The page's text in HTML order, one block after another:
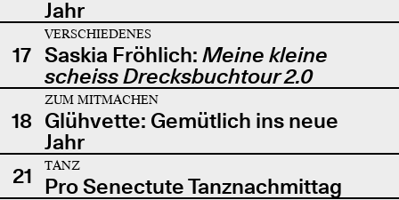
Jahr
17
VERSCHIEDENES
Saskia Fröhlich: Meine kleine
scheiss Drecksbuchtour 2.0
18
ZUM MITMACHEN
Glühvette: Gemütlich ins neue
Jahr
21
TANZ
Pro Senectute Tanznachmittag